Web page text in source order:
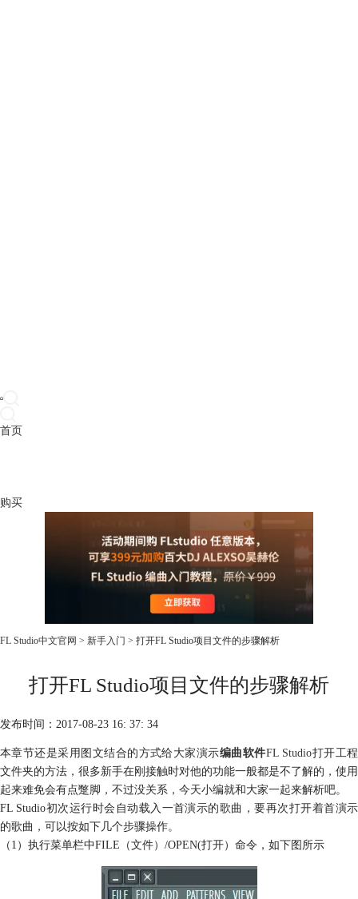
首页
购买
FL Studio中文官网 > 新手入门 > 打开FL Studio项目文件的步骤解析
打开FL Studio项目文件的步骤解析
发布时间：2017-08-23 16: 37: 34
本章节还是采用图文结合的方式给大家演示编曲软件FL Studio打开工程
文件夹的方法，很多新手在刚接触时对他的功能一般都是不了解的，使用
起来难免会有点蹩脚，不过没关系，今天小编就和大家一起来解析吧。
FL Studio初次运行时会自动载入一首演示的歌曲，要再次打开着首演示
的歌曲，可以按如下几个步骤操作。
（1）执行菜单栏中FILE（文件）/OPEN(打开）命令，如下图所示